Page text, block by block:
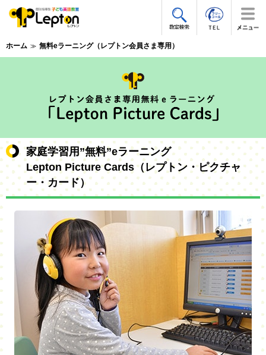
ホーム 無料eラーニング（レプトン会員さま専用）
家庭学習用”無料”eラーニング
Lepton Picture Cards（レプトン・ピクチャ
ー・カード）